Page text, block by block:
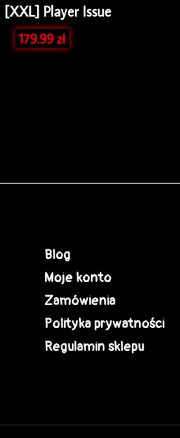
[XXL] Player Issue
179.99zł
Blog
Moje konto
Zamówienia
Polityka prywatności
Regulamin sklepu